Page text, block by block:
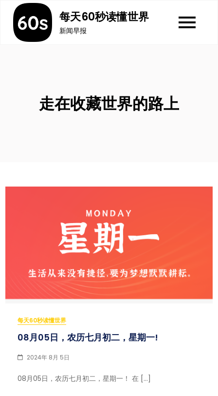
content
每天60秒读懂世界
新闻早报
走在收藏世界的路上
每天60秒读懂世界
08月05日，农历七月初二，星期一!
2024年 8月 5日
08月05日，农历七月初二，星期一！ 在 […]